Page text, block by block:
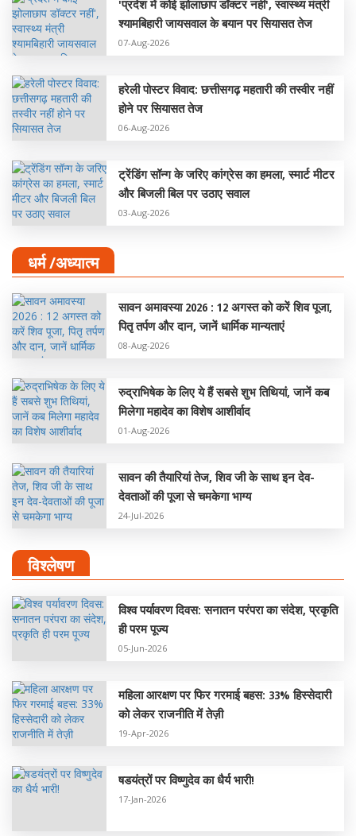
'प्रदेश में कोई झोलाछाप डॉक्टर नहीं', स्वास्थ्य मंत्री
श्यामबिहारी जायसवाल के बयान पर सियासत तेज
07-Aug-2026
हरेली पोस्टर विवाद: छत्तीसगढ़ महतारी की तस्वीर नहीं
होने पर सियासत तेज
06-Aug-2026
ट्रेंडिंग सॉन्ग के जरिए कांग्रेस का हमला, स्मार्ट मीटर
और बिजली बिल पर उठाए सवाल
03-Aug-2026
धर्म /अध्यात्म
सावन अमावस्या 2026 : 12 अगस्त को करें शिव पूजा,
पितृ तर्पण और दान, जानें धार्मिक मान्यताएं
08-Aug-2026
रुद्राभिषेक के लिए ये हैं सबसे शुभ तिथियां, जानें कब
मिलेगा महादेव का विशेष आशीर्वाद
01-Aug-2026
सावन की तैयारियां तेज, शिव जी के साथ इन देव-
देवताओं की पूजा से चमकेगा भाग्य
24-Jul-2026
विश्लेषण
विश्व पर्यावरण दिवस: सनातन परंपरा का संदेश, प्रकृति
ही परम पूज्य
05-Jun-2026
महिला आरक्षण पर फिर गरमाई बहस: 33% हिस्सेदारी
को लेकर राजनीति में तेज़ी
19-Apr-2026
षडयंत्रों पर विष्णुदेव का धैर्य भारी!
17-Jan-2026